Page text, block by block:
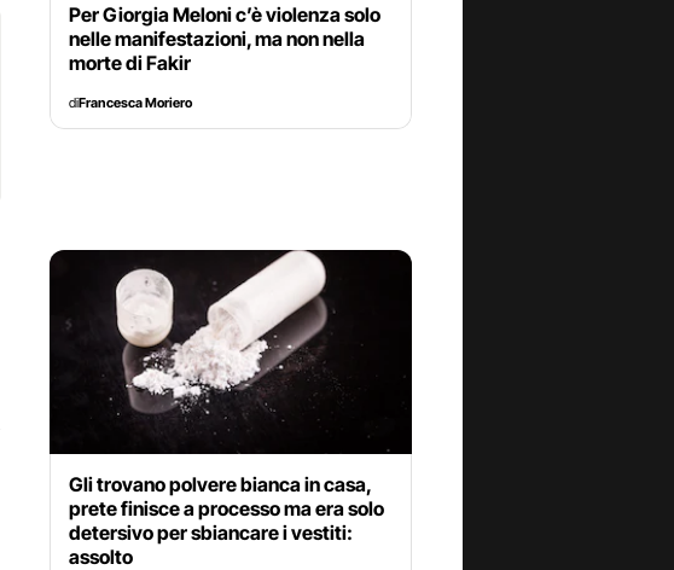
Per Giorgia Meloni c’è violenza solo
nelle manifestazioni, ma non nella
morte di Fakir
diFrancesca Moriero
Gli trovano polvere bianca in casa,
prete finisce a processo ma era solo
detersivo per sbiancare i vestiti:
assolto